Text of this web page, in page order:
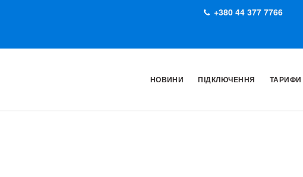
+380 44 377 7766
НОВИНИ ПІДКЛЮЧЕННЯ ТАРИФИ